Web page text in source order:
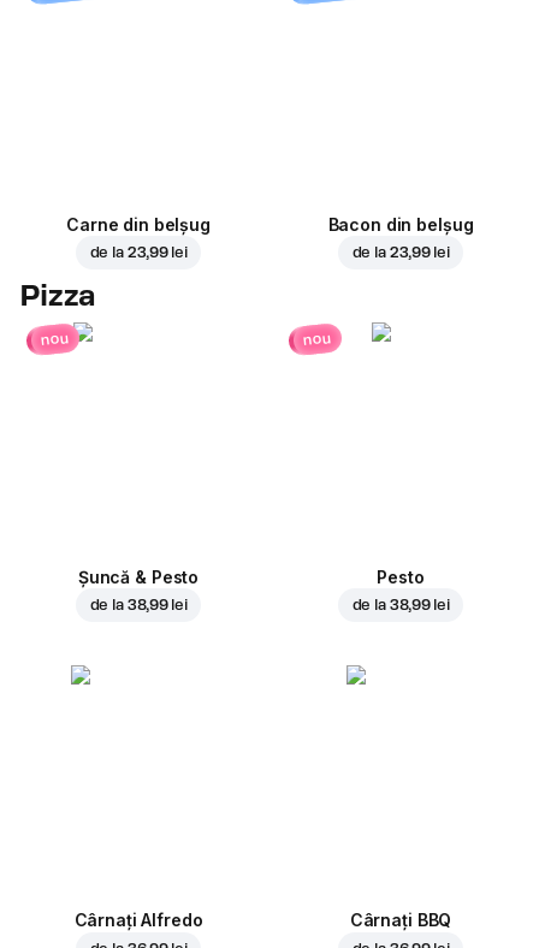
Carne din belșug
de la 23,99 lei
Bacon din belșug
de la 23,99 lei
Pizza
nou
Șuncă & Pesto
de la 38,99 lei
nou
Pesto
de la 38,99 lei
Cârnați Alfredo Cârnați BBQ